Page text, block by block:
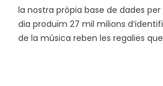
la nostra pròpia base de dades
dia produïm 27 mil milions
de la música reben les regalies